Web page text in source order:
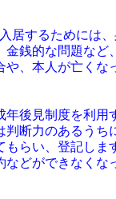
居するためには
金銭的な問題など
や、本人が亡くな
後見制度を利用
判断力のあるうち
もらい、登記しま
などができなくな